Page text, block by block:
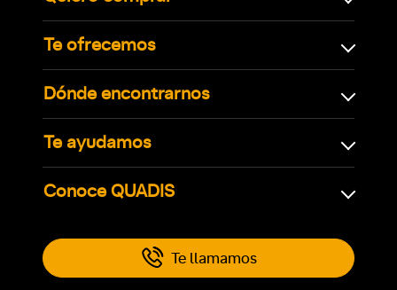
Te ofrecemos
Dónde encontrarnos
Te ayudamos
Conoce QUADIS
Te llamamos